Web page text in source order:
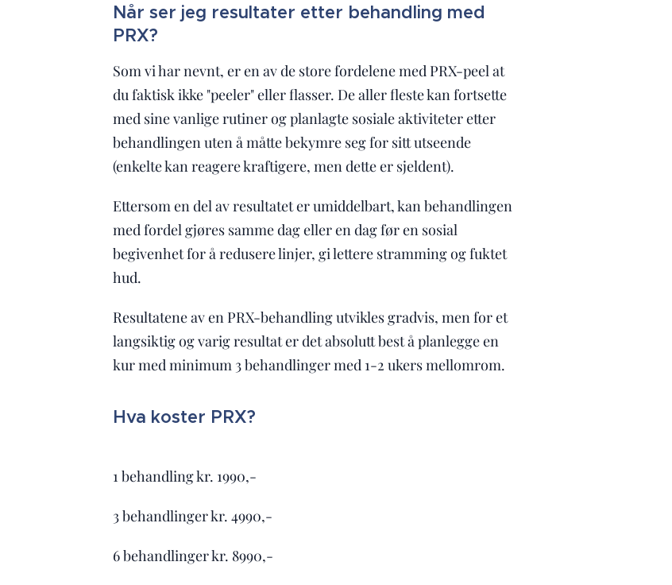
Når ser jeg resultater etter behandling med
PRX?
Som vi har nevnt, er en av de store fordelene med PRX-peel at
du faktisk ikke "peeler" eller flasser. De aller fleste kan fortsette
med sine vanlige rutiner og planlagte sosiale aktiviteter etter
behandlingen uten å måtte bekymre seg for sitt utseende
(enkelte kan reagere kraftigere, men dette er sjeldent).
Ettersom en del av resultatet er umiddelbart, kan behandlingen
med fordel gjøres samme dag eller en dag før en sosial
begivenhet for å redusere linjer, gi lettere stramming og fuktet
hud.
Resultatene av en PRX-behandling utvikles gradvis, men for et
langsiktig og varig resultat er det absolutt best å planlegge en
kur med minimum 3 behandlinger med 1-2 ukers mellomrom.
Hva koster PRX?
1 behandling kr. 1990,-
3 behandlinger kr. 4990,-
6 behandlinger kr. 8990,-